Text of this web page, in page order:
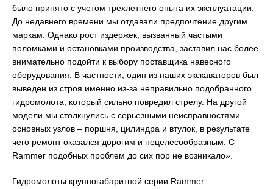
было принято с учетом трехлетнего опыта их эксплуатации.
До недавнего времени мы отдавали предпочтение другим
маркам. Однако рост издержек, вызванный частыми
поломками и остановками производства, заставил нас более
внимательно подойти к выбору поставщика навесного
оборудования. В частности, один из наших экскаваторов был
выведен из строя именно из-за неправильно подобранного
гидромолота, который сильно повредил стрелу. На другой
модели мы столкнулись с серьезными неисправностями
основных узлов – поршня, цилиндра и втулок, в результате
чего ремонт оказался дорогим и нецелесообразным. С
Rammer подобных проблем до сих пор не возникало».
Гидромолоты крупногабаритной серии Rammer